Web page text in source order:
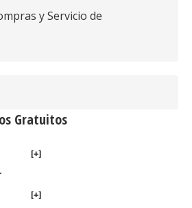
y Servicio de
Gratuitos
[+]
[+]